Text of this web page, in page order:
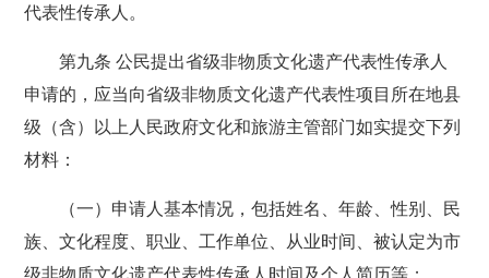
代表性传承人。
第九条 公民提出省级非物质文化遗产代表性传承人
申请的，应当向省级非物质文化遗产代表性项目所在地县
级（含）以上人民政府文化和旅游主管部门如实提交下列
材料：
（一）申请人基本情况，包括姓名、年龄、性别、民
族、文化程度、职业、工作单位、从业时间、被认定为市
级非物质文化遗产代表性传承人时间及个人简历等；